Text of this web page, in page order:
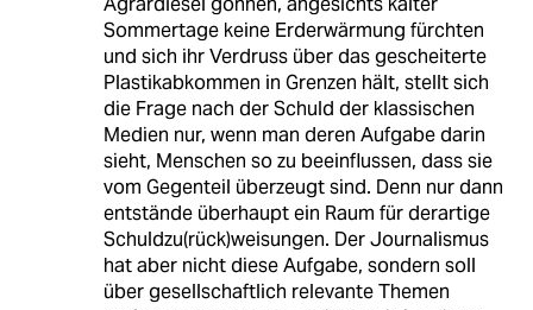
Sommertage keine Erderwärmung fürchten
und sich ihr Verdruss über das gescheiterte
Plastikabkommen in Grenzen hält, stellt sich
die Frage nach der Schuld der klassischen
Medien nur, wenn man deren Aufgabe darin
sieht, Menschen so zu beeinflussen, dass sie
vom Gegenteil überzeugt sind. Denn nur dann
entstände überhaupt ein Raum für derartige
Schuldzu(rück)weisungen. Der Journalismus
hat aber nicht diese Aufgabe, sondern soll
über gesellschaftlich relevante Themen